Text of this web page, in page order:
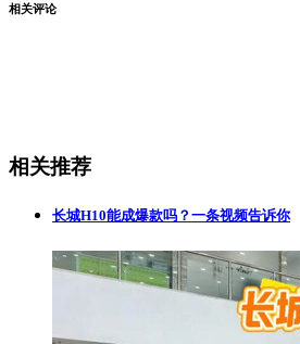
相关评论
相关推荐
长城H10能成爆款吗？一条视频告诉你